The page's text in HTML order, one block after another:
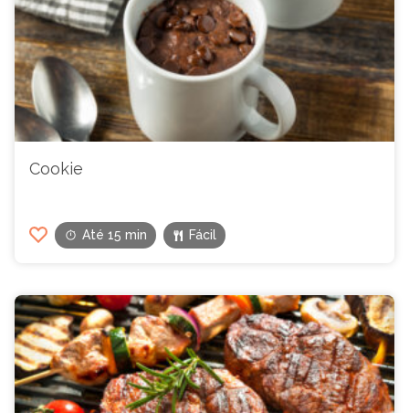
Cookie
Até 15 min Fácil